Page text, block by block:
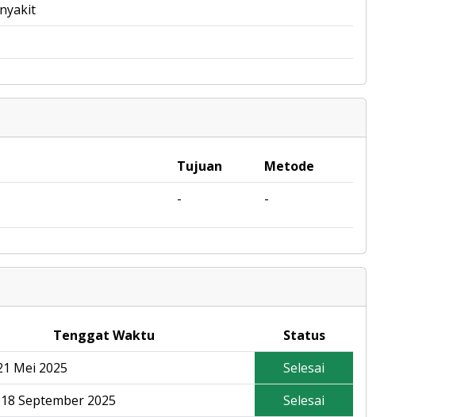
Tujuan
Metode
- -
Tenggat Waktu
Status
Mei 2025
Selesai
September 2025
Selesai